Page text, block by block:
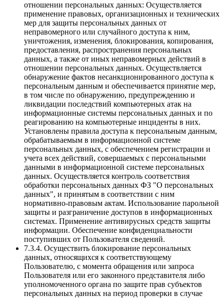
отношении персональных данных: Осуществляется
применение правовых, организационных и технических
мер для защиты персональных данных от
неправомерного или случайного доступа к ним,
уничтожения, изменения, блокирования, копирования,
предоставления, распространения персональных
данных, а также от иных неправомерных действий в
отношении персональных данных. Осуществляется
обнаружение фактов несанкционированного доступа к
персональным данным и обеспечивается принятие мер,
в том числе по обнаружению, предупреждению и
ликвидации последствий компьютерных атак на
информационные системы персональных данных и по
реагированию на компьютерные инциденты в них.
Установлены правила доступа к персональным данным,
обрабатываемым в информационной системе
персональных данных, с обеспечением регистрации и
учета всех действий, совершаемых с персональными
данными в информационной системе персональных
данных. Осуществляется контроль соответствия
обработки персональных данных ФЗ "О персональных
данных", и принятым в соответствии с ним
нормативно-правовым актам. Использование парольной
защиты и разграничение доступов в информационных
системах. Применение антивирусных средств защиты
информации. Обеспечение конфиденциальности
поступивших от Пользователя сведений.
7.3.4. Осуществить блокирование персональных
данных, относящихся к соответствующему
Пользователю, с момента обращения или запроса
Пользователя или его законного представителя либо
уполномоченного органа по защите прав субъектов
персональных данных на период проверки в случае